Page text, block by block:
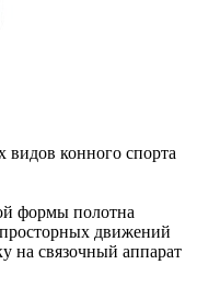
видов конного спорта
формы полотна
движений
на связочный аппарат